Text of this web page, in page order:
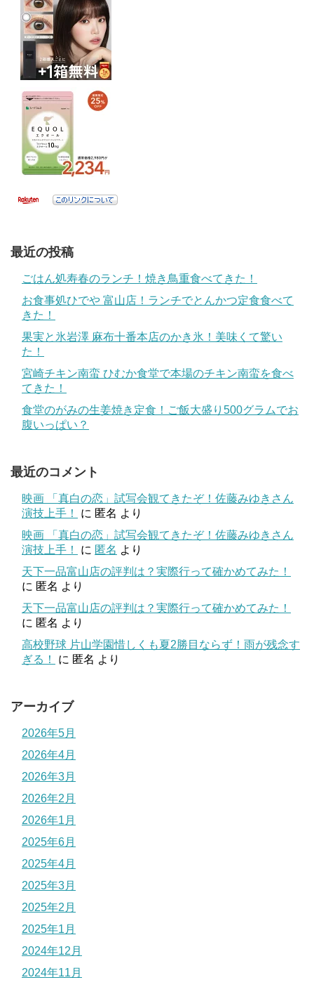
最近の投稿
ごはん処寿春のランチ！焼き鳥重食べてきた！
お食事処ひでや 富山店！ランチでとんかつ定食食べて
きた！
果実と氷岩澤 麻布十番本店のかき氷！美味くて驚い
た！
宮崎チキン南蛮 ひむか食堂で本場のチキン南蛮を食べ
てきた！
食堂のがみの生姜焼き定食！ご飯大盛り500グラムでお
腹いっぱい？
最近のコメント
映画 「真白の恋」試写会観てきたぞ！佐藤みゆきさん
演技上手！
に 匿名 より
映画 「真白の恋」試写会観てきたぞ！佐藤みゆきさん
演技上手！
に 匿名 より
天下一品富山店の評判は？実際行って確かめてみた！
に 匿名 より
天下一品富山店の評判は？実際行って確かめてみた！
に 匿名 より
高校野球 片山学園惜しくも夏2勝目ならず！雨が残念す
ぎる！
に 匿名 より
アーカイブ
2026年5月
2026年4月
2026年3月
2026年2月
2026年1月
2025年6月
2025年4月
2025年3月
2025年2月
2025年1月
2024年12月
2024年11月